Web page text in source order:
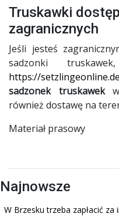
Truskawki
zagranicznych
Jeśli jesteś
sadzonki
https://
sadzonek truskawek
również dostawę na
Materiał prasowy
Najnowsze
W Brzesku trzeba zapłacić